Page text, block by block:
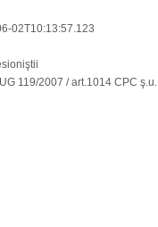
02T10:13:57.123
119/2007 / art.1014 CPC ş.u.